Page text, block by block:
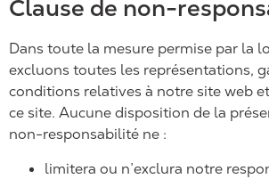
Clause de non-
Dans toute la mesure permise par la
excluons toutes les représentations,
conditions relatives à notre site web
ce site. Aucune disposition de la
non-responsabilité ne :
limitera ou n’exclura notre